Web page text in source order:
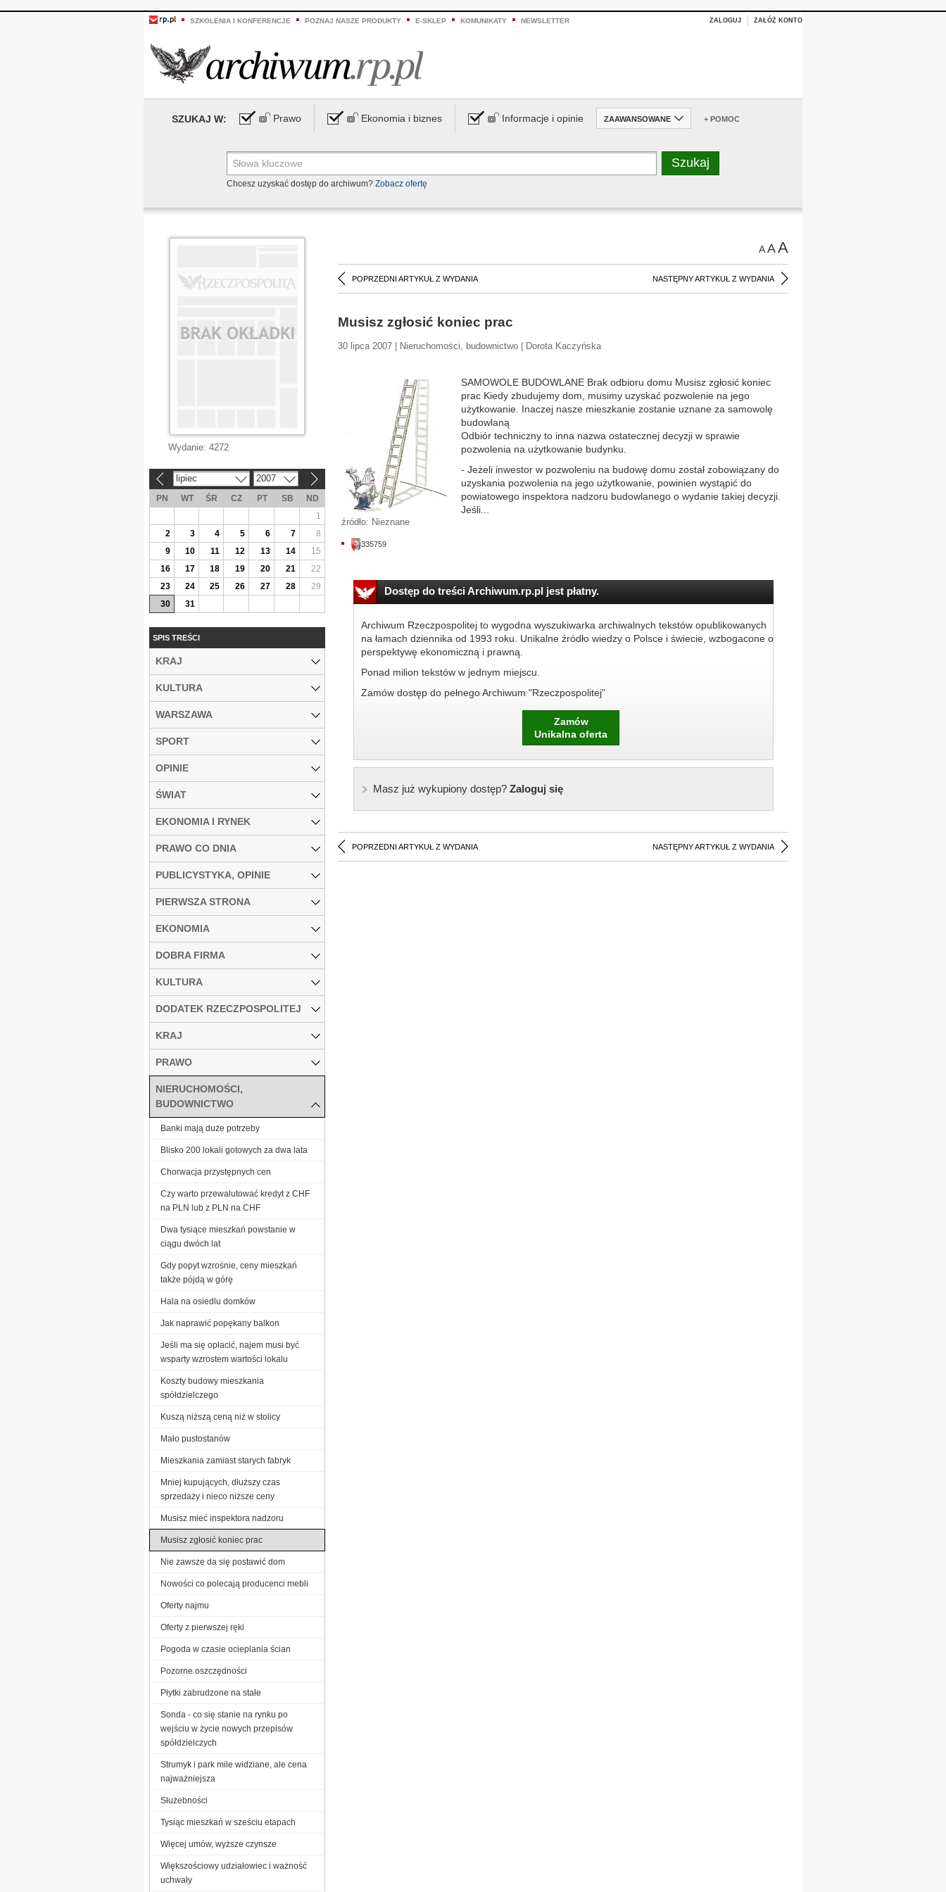
SZKOLENIA I KONFERENCJE POZNAJ NASZE PRODUKTY E-SKLEP KOMUNIKATY NEWSLETTER ZALOGUJ ZAŁÓŻ KONTO
SZUKAJ W: Prawo Ekonomia i biznes Informacje i opinie ZAAWANSOWANE + POMOC
Chcesz uzyskać dostęp do archiwum? Zobacz ofertę
AAA
POPRZEDNI ARTYKUŁ Z WYDANIA NASTĘPNY ARTYKUŁ Z WYDANIA
Musisz zgłosić koniec prac
30 lipca 2007 | Nieruchomości, budownictwo | Dorota Kaczyńska
źródło: Nieznane
335759
SAMOWOLE BUDOWLANE Brak odbioru domu Musisz zgłosić koniec
prac Kiedy zbudujemy dom, musimy uzyskać pozwolenie na jego
użytkowanie. Inaczej nasze mieszkanie zostanie uznane za samowolę
budowlaną
Odbiór techniczny to inna nazwa ostatecznej decyzji w sprawie
pozwolenia na użytkowanie budynku.
- Jeżeli inwestor w pozwoleniu na budowę domu został zobowiązany do
uzyskania pozwolenia na jego użytkowanie, powinien wystąpić do
powiatowego inspektora nadzoru budowlanego o wydanie takiej decyzji.
Jeśli...
Dostęp do treści Archiwum.rp.pl jest płatny.
Archiwum Rzeczpospolitej to wygodna wyszukiwarka archiwalnych tekstów opublikowanych
na łamach dziennika od 1993 roku. Unikalne źródło wiedzy o Polsce i świecie, wzbogacone o
perspektywę ekonomiczną i prawną.
Ponad milion tekstów w jednym miejscu.
Zamów dostęp do pełnego Archiwum "Rzeczpospolitej"
Zamów
Unikalna oferta
Masz już wykupiony dostęp?Zaloguj się
POPRZEDNI ARTYKUŁ Z WYDANIA NASTĘPNY ARTYKUŁ Z WYDANIA
Wydanie: 4272
lipiec 2007
PN WT ŚR CZ PT SB
ND
1
2
3 4 5 6 7
8
9
10 11 12 13 14
15
16
17 18 19 20 21
22
23
24 25 26 27 28
29
30
31
SPIS TREŚCI
KRAJ
KULTURA
WARSZAWA
SPORT
OPINIE
ŚWIAT
EKONOMIA I RYNEK
PRAWO CO DNIA
PUBLICYSTYKA, OPINIE
PIERWSZA STRONA
EKONOMIA
DOBRA FIRMA
KULTURA
DODATEK RZECZPOSPOLITEJ
KRAJ
PRAWO
NIERUCHOMOŚCI,
BUDOWNICTWO
Banki mają duże potrzeby
Blisko 200 lokali gotowych za dwa lata
Chorwacja przystępnych cen
Czy warto przewalutować kredyt z CHF
na PLN lub z PLN na CHF
Dwa tysiące mieszkań powstanie w
ciągu dwóch lat
Gdy popyt wzrośnie, ceny mieszkań
także pójdą w górę
Hala na osiedlu domków
Jak naprawić popękany balkon
Jeśli ma się opłacić, najem musi być
wsparty wzrostem wartości lokalu
Koszty budowy mieszkania
spółdzielczego
Kuszą niższą ceną niż w stolicy
Mało pustostanów
Mieszkania zamiast starych fabryk
Mniej kupujących, dłuższy czas
sprzedaży i nieco niższe ceny
Musisz mieć inspektora nadzoru
Musisz zgłosić koniec prac
Nie zawsze da się postawić dom
Nowości co polecają producenci mebli
Oferty najmu
Oferty z pierwszej ręki
Pogoda w czasie ocieplania ścian
Pozorne oszczędności
Płytki zabrudzone na stałe
Sonda - co się stanie na rynku po
wejściu w życie nowych przepisów
spółdzielczych
Strumyk i park mile widziane, ale cena
najważniejsza
Służebności
Tysiąc mieszkań w sześciu etapach
Więcej umów, wyższe czynsze
Większościowy udziałowiec i ważność
uchwały